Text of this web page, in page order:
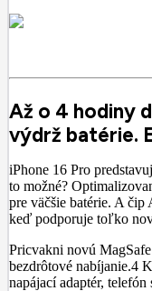
Až o 4 hodiny
výdrž batérie.
iPhone 16 Pro
to možné?
pre väčšie batérie. A
keď podporuje toľko
Pricvakni novú
bezdrôtové nabíjanie.4
napájací adaptér,